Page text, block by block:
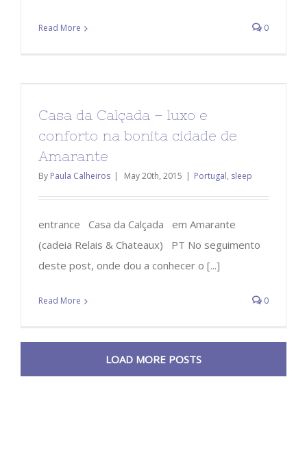
Read More 0
Casa da Calçada – luxo e
conforto na bonita cidade de
Amarante
By Paula Calheiros | May 20th, 2015 | Portugal, sleep
entrance Casa da Calçada em Amarante
(cadeia Relais & Chateaux) PT No seguimento
deste post, onde dou a conhecer o [...]
Read More 0
LOAD MORE POSTS